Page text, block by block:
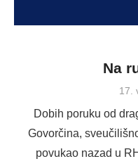
Na
17.
Dobih poruku od
Govorčina,
povukao nazad u